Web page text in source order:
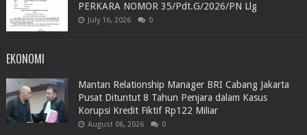
PERKARA NOMOR 35/Pdt.G/2026/PN Llg
July 16, 2026 0
EKONOMI
Mantan Relationship Manager BRI Cabang Jakarta
Pusat Dituntut 8 Tahun Penjara dalam Kasus
Korupsi Kredit Fiktif Rp122 Miliar
August 06, 2026 0